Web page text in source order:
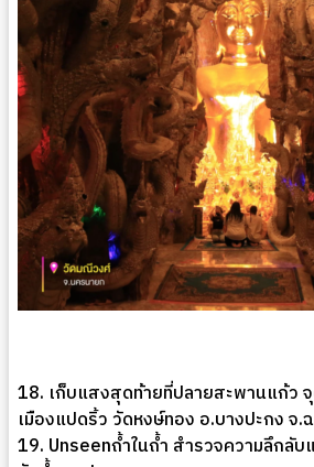
18. เก็บแสงสุดท้ายที่ปลายสะพานแก้ว
เมืองแปดริ้ว วัดหงษ์ทอง อ.บางปะกง จ.ฉ
19. Unseenถ้ำในถ้ำ สำรวจความลึกลั